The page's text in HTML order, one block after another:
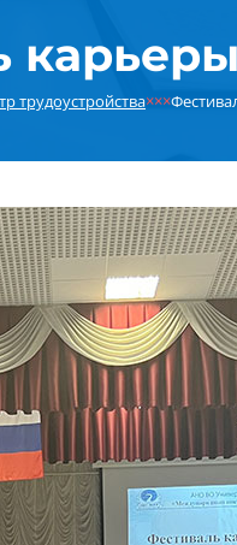
трудоустройства×××